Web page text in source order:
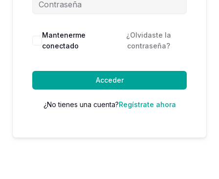
Mantenerme
conectado
¿Olvidaste la
contraseña?
Acceder
¿No tienes una cuenta?Regístrate ahora